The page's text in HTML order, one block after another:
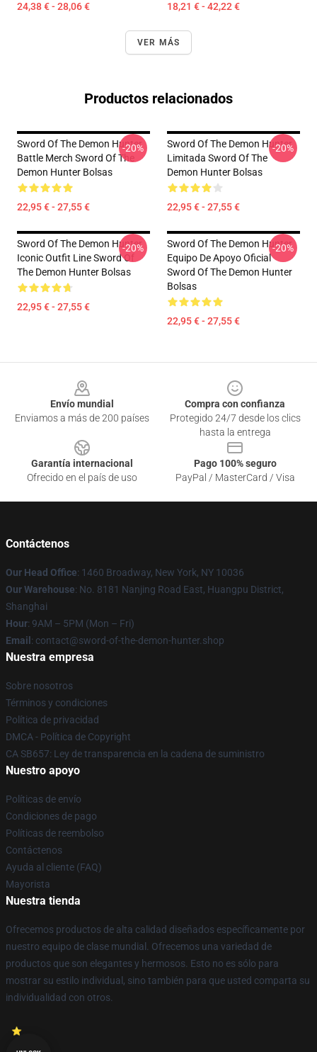
24,38 € - 28,06 € 18,21 € - 42,22 €
VER MÁS
Productos relacionados
Sword Of The Demon Hunter
Battle Merch Sword Of The
Demon Hunter Bolsas
22,95 € - 27,55 €
-20%
Sword Of The Demon Hunter
Limitada Sword Of The
Demon Hunter Bolsas
22,95 € - 27,55 €
-20%
Sword Of The Demon Hunter
Iconic Outfit Line Sword Of
The Demon Hunter Bolsas
22,95 € - 27,55 €
-20%
Sword Of The Demon Hunter
Equipo De Apoyo Oficial
Sword Of The Demon Hunter
Bolsas
22,95 € - 27,55 €
-20%
Envío mundial
Enviamos a más de 200 países
Compra con confianza
Protegido 24/7 desde los clics
hasta la entrega
Garantía internacional
Ofrecido en el país de uso
Pago 100% seguro
PayPal / MasterCard / Visa
Contáctenos
Our Head Office: 1460 Broadway, New York, NY 10036
Our Warehouse: No. 8181 Nanjing Road East, Huangpu District,
Shanghai
Hour: 9AM – 5PM (Mon – Fri)
Email : contact@sword-of-the-demon-hunter.shop
Nuestra empresa
Sobre nosotros
Términos y condiciones
Política de privacidad
DMCA - Política de Copyright
CA SB657: Ley de transparencia en la cadena de suministro
Nuestro apoyo
Políticas de envío
Condiciones de pago
Políticas de reembolso
Contáctenos
Ayuda al cliente (FAQ)
Mayorista
Nuestra tienda
Ofrecemos productos de alta calidad diseñados específicamente por
nuestro equipo de clase mundial. Ofrecemos una variedad de
productos que son elegantes y hermosos. Esto no es sólo para
mostrar su estilo individual, sino también para que usted comparta su
individualidad con otros.